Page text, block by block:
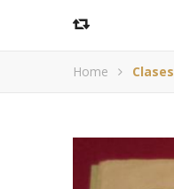
Home Clases